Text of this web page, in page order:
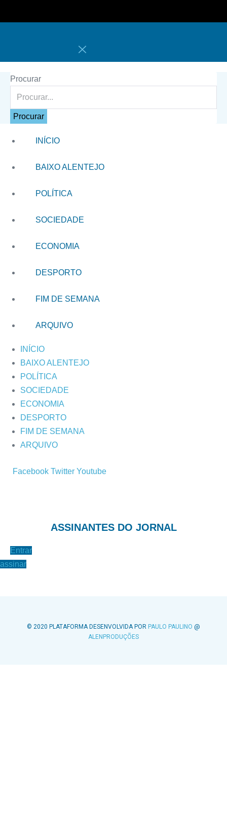
Procurar
Procurar
INÍCIO
BAIXO ALENTEJO
POLÍTICA
SOCIEDADE
ECONOMIA
DESPORTO
FIM DE SEMANA
ARQUIVO
INÍCIO
BAIXO ALENTEJO
POLÍTICA
SOCIEDADE
ECONOMIA
DESPORTO
FIM DE SEMANA
ARQUIVO
Facebook Twitter Youtube
ASSINANTES DO JORNAL
Entrar
assinar
© 2020 PLATAFORMA DESENVOLVIDA POR PAULO PAULINO @
ALENPRODUÇÕES